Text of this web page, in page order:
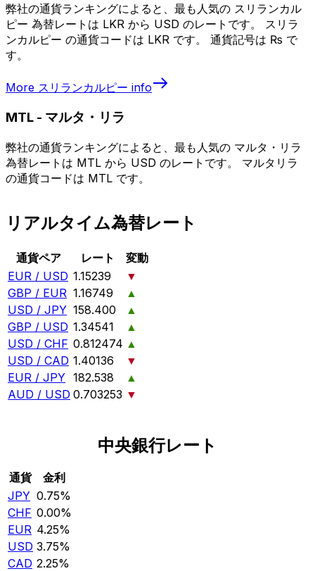
弊社の通貨ランキングによると、最も人気の スリランカル
ピー 為替レートは LKR から USD のレートです。 スリラ
ンカルピー の通貨コードは LKR です。 通貨記号は ₨ で
す。
More スリランカルピー info
MTL - マルタ・リラ
弊社の通貨ランキングによると、最も人気の マルタ・リラ
為替レートは MTL から USD のレートです。 マルタリラ
の通貨コードは MTL です。
リアルタイム為替レート
通貨ペア レート
変動
EUR / USD 1.15239
▼
GBP / EUR 1.16749
▲
USD / JPY 158.400
▲
GBP / USD 1.34541
▲
USD / CHF 0.812474 ▲
USD / CAD 1.40136
▼
EUR / JPY 182.538
▲
AUD / USD 0.703253 ▼
中央銀行レート
通貨
金利
JPY 0.75%
CHF 0.00%
EUR 4.25%
USD 3.75%
CAD 2.25%